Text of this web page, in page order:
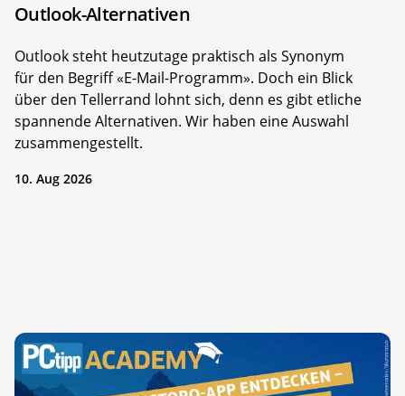
Outlook-Alternativen
Outlook steht heutzutage praktisch als Synonym
für den Begriff «E-Mail-Programm». Doch ein Blick
über den Tellerrand lohnt sich, denn es gibt etliche
spannende Alternativen. Wir haben eine Auswahl
zusammengestellt.
10. Aug 2026